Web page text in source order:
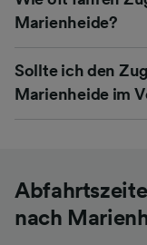
Marienheide?
Sollte ich den
Marienheide im
nach